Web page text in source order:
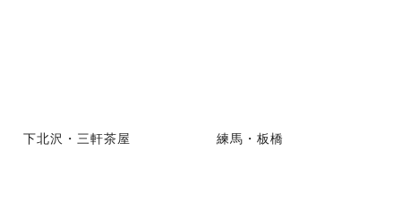
下北沢・三軒茶屋 練馬・板橋